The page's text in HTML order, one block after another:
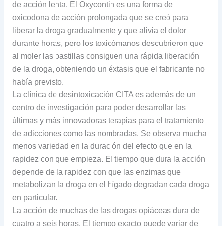
de acción lenta. El Oxycontin es una forma de
oxicodona de acción prolongada que se creó para
liberar la droga gradualmente y que alivia el dolor
durante horas, pero los toxicómanos descubrieron que
al moler las pastillas consiguen una rápida liberación
de la droga, obteniendo un éxtasis que el fabricante no
había previsto.
La clínica de desintoxicación CITA es además de un
centro de investigación para poder desarrollar las
últimas y más innovadoras terapias para el tratamiento
de adicciones como las nombradas. Se observa mucha
menos variedad en la duración del efecto que en la
rapidez con que empieza. El tiempo que dura la acción
depende de la rapidez con que las enzimas que
metabolizan la droga en el hígado degradan cada droga
en particular.
La acción de muchas de las drogas opiáceas dura de
cuatro a seis horas. El tiempo exacto puede variar de